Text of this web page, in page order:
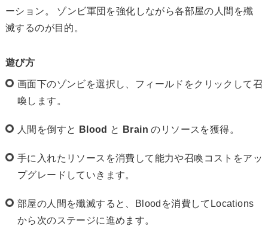
ーション。 ゾンビ軍団を強化しながら各部屋の人間を殲
滅するのが目的。
遊び方
画面下のゾンビを選択し、フィールドをクリックして召
喚します。
人間を倒すと Blood と Brain のリソースを獲得。
手に入れたリソースを消費して能力や召喚コストをアッ
プグレードしていきます。
部屋の人間を殲滅すると、Bloodを消費してLocations
から次のステージに進めます。